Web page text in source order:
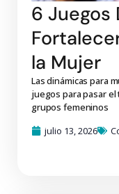
6 Juegos
la Mujer
Las dinámicas para
juegos para pasar
grupos femeninos
julio 13, 2026